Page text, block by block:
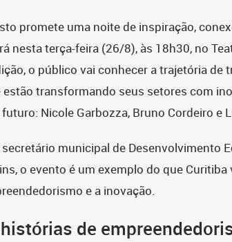
promete uma noite de inspiração,
nesta terça-feira (26/8), às 18h30, no
o público vai conhecer a trajetória de
transformando seus setores com
Nicole Garbozza, Bruno Cordeiro e
municipal de Desenvolvimento
o evento é um exemplo do que Curitiba
e a inovação.
de